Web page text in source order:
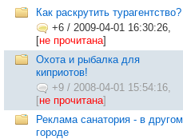
Как раскрутить турагентство?
+6 / 2009-04-01 16:30:26,
[не прочитана]
Охота и рыбалка для
киприотов!
+9 / 2008-04-01 15:54:16,
[не прочитана]
Реклама санатория - в другом
городе